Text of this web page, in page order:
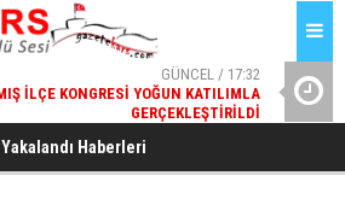
GÜNCEL / 17:32
İLÇE KONGRESI YOĞUN KATILIMLA
GERÇEKLEŞTIRILDI
Yakalandı Haberleri